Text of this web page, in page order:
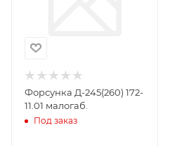
Форсунка Д-245(260) 172-
11.01 малогаб.
Под заказ